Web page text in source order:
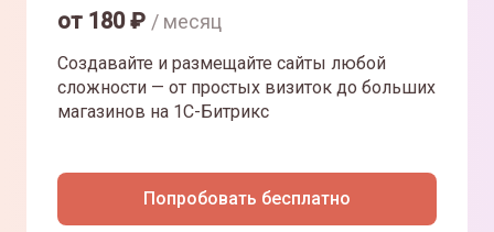
от 180₽ / месяц
Создавайте и размещайте сайты любой
сложности — от простых визиток до больших
магазинов на 1С-Битрикс
Попробовать бесплатно